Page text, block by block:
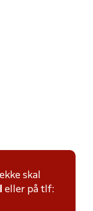
skal
eller på tlf: